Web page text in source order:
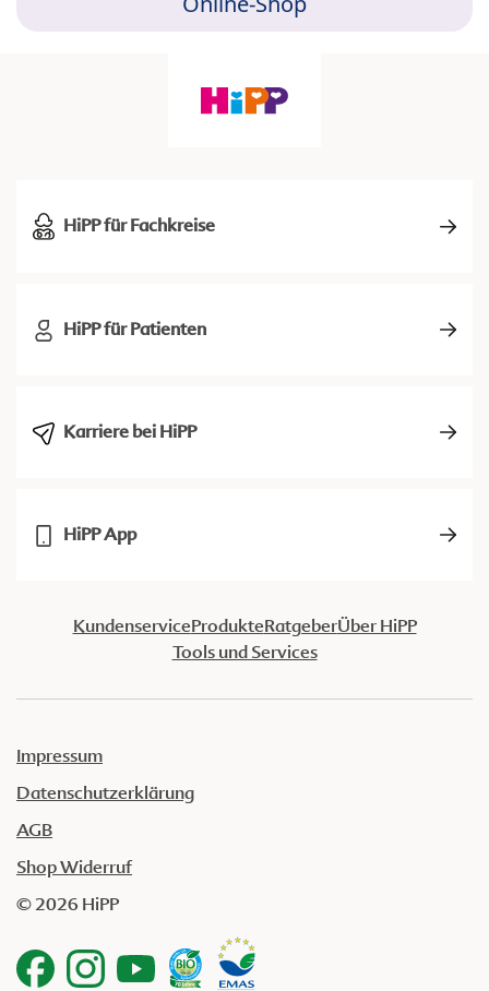
HiPP für Fachkreise
HiPP für Patienten
Karriere bei HiPP
HiPP App
KundenserviceProdukteRatgeberÜber HiPP
Tools und Services
Impressum
Datenschutzerklärung
AGB
Shop Widerruf
© 2026 HiPP